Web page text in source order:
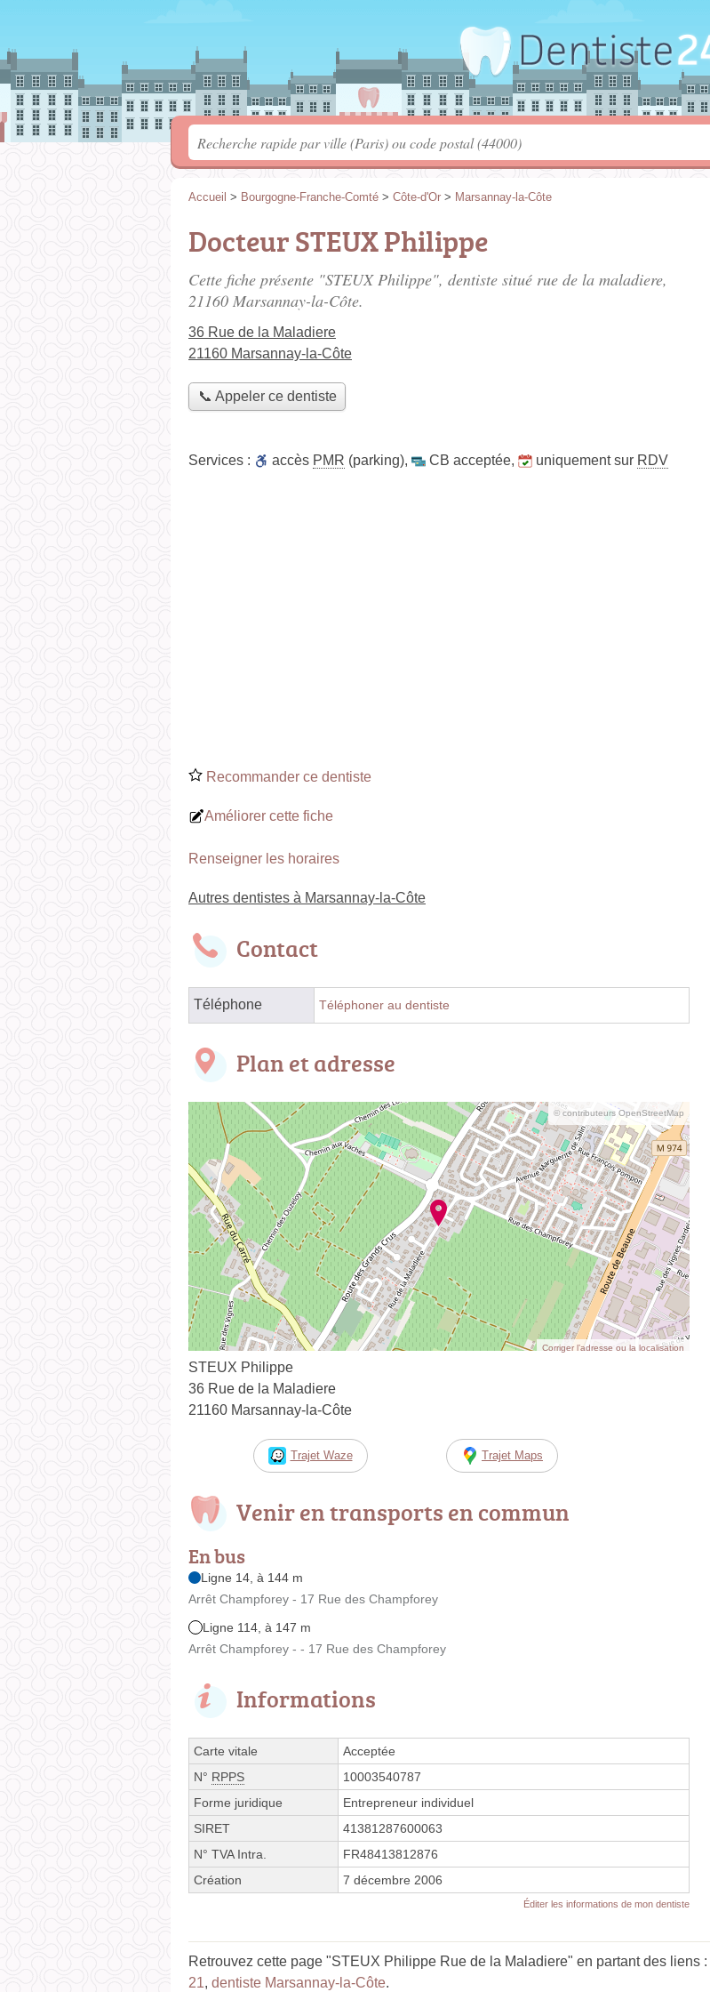
Accueil > Bourgogne-Franche-Comté > Côte-d'Or > Marsannay-la-Côte
Docteur STEUX Philippe
Cette fiche présente "STEUX Philippe", dentiste situé rue de la maladiere,
21160 Marsannay-la-Côte.
36 Rue de la Maladiere
21160 Marsannay-la-Côte
📞 Appeler ce dentiste
Services : accès PMR (parking), CB acceptée, uniquement sur RDV
Recommander ce dentiste
Améliorer cette fiche
Renseigner les horaires
Autres dentistes à Marsannay-la-Côte
Contact
Téléphone Téléphoner au dentiste
Plan et adresse
© contributeurs OpenStreetMap
Corriger l’adresse ou la localisation
STEUX Philippe
36 Rue de la Maladiere
21160 Marsannay-la-Côte
Trajet Waze Trajet Maps
Venir en transports en commun
En bus
Ligne 14, à 144 m
Arrêt Champforey - 17 Rue des Champforey
Ligne 114, à 147 m
Arrêt Champforey - - 17 Rue des Champforey
Informations
Carte vitale
Acceptée
N° RPPS
10003540787
Forme juridique
Entrepreneur individuel
SIRET
41381287600063
N° TVA Intra.
FR48413812876
Création
7 décembre 2006
Éditer les informations de mon dentiste
Retrouvez cette page "STEUX Philippe Rue de la Maladiere" en partant des liens :
21, dentiste Marsannay-la-Côte.